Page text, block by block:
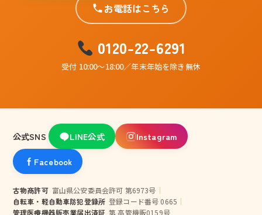
お電話はこちら
0120-22-6291
受付 10:00〜18:00／年末年始を除き無休
公式SNS LINE公式 Instagram
Facebook
古物商許可 富山県公安委員会許可 第6973号 ｜
自転車・軽自動車防犯登録所 登録コード番号 0665 ｜
管理医療機器販売業届出済証 第 高管機販0159号